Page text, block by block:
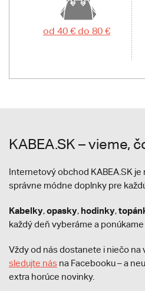
od 40 € do 80 €
KABEA.SK – vieme,
Internetový obchod KABEA.SK je
správne módne doplnky pre
Kabelky,opasky, hodinky,
každý deň vyberáme a ponúkame
Vždy od nás dostanete i niečo na
sledujte nás na Facebooku – a
extra horúce novinky.